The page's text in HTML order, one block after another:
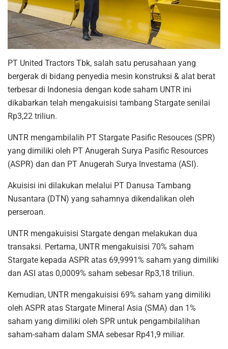
PT United Tractors Tbk, salah satu perusahaan yang
bergerak di bidang penyedia mesin konstruksi & alat berat
terbesar di Indonesia dengan kode saham UNTR ini
dikabarkan telah mengakuisisi tambang Stargate senilai
Rp3,22 triliun.
UNTR mengambilalih PT Stargate Pasific Resouces (SPR)
yang dimiliki oleh PT Anugerah Surya Pasific Resources
(ASPR) dan dan PT Anugerah Surya Investama (ASI).
Akuisisi ini dilakukan melalui PT Danusa Tambang
Nusantara (DTN) yang sahamnya dikendalikan oleh
perseroan.
UNTR mengakuisisi Stargate dengan melakukan dua
transaksi. Pertama, UNTR mengakuisisi 70% saham
Stargate kepada ASPR atas 69,9991% saham yang dimiliki
dan ASI atas 0,0009% saham sebesar Rp3,18 triliun.
Kemudian, UNTR mengakuisisi 69% saham yang dimiliki
oleh ASPR atas Stargate Mineral Asia (SMA) dan 1%
saham yang dimiliki oleh SPR untuk pengambilalihan
saham-saham dalam SMA sebesar Rp41,9 miliar.